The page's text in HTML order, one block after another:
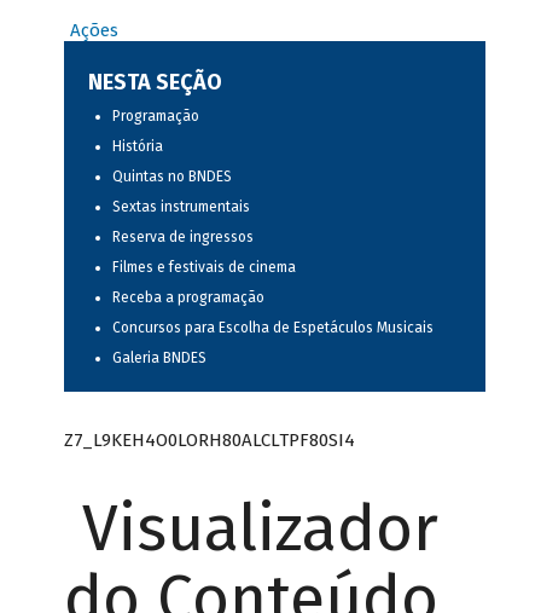
Ações
NESTA SEÇÃO
Programação
História
Quintas no BNDES
Sextas instrumentais
Reserva de ingressos
Filmes e festivais de cinema
Receba a programação
Concursos para Escolha de Espetáculos Musicais
Galeria BNDES
Z7_L9KEH4O0LORH80ALCLTPF80SI4
Visualizador